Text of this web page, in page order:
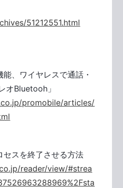
51212551.html
、ワイヤレスで通話・
オBluetooh」
promobile/articles/
スを終了させる方法
reader/view/#strea